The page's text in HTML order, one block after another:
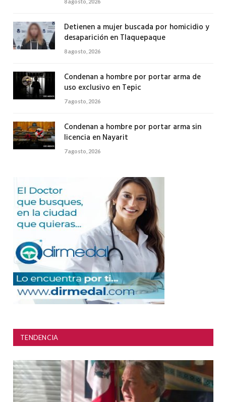
Detienen a mujer buscada por homicidio y
desaparición en Tlaquepaque
8 agosto, 2026
Condenan a hombre por portar arma de
uso exclusivo en Tepic
7 agosto, 2026
Condenan a hombre por portar arma sin
licencia en Nayarit
7 agosto, 2026
TENDENCIA